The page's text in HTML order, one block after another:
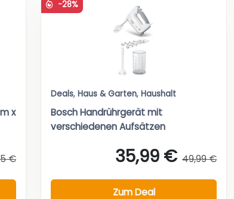
x
€
-28%
Deals, Haus & Garten, Haushalt
Bosch Handrührgerät mit
verschiedenen Aufsätzen
35,99 € 49,99 €
Zum Deal